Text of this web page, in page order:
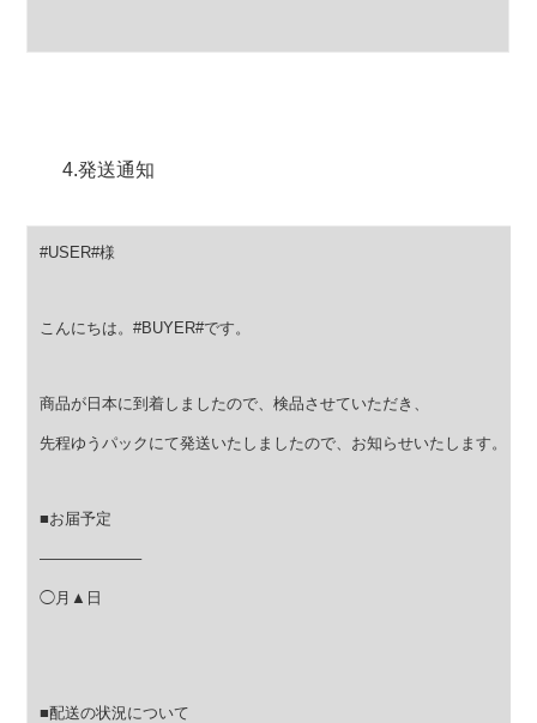
4.発送通知
#USER#様
こんにちは。#BUYER#です。
商品が日本に到着しましたので、検品させていただき、
先程ゆうパックにて発送いたしましたので、お知らせいたします。
■お届予定
——————–
◯月▲日
■配送の状況について